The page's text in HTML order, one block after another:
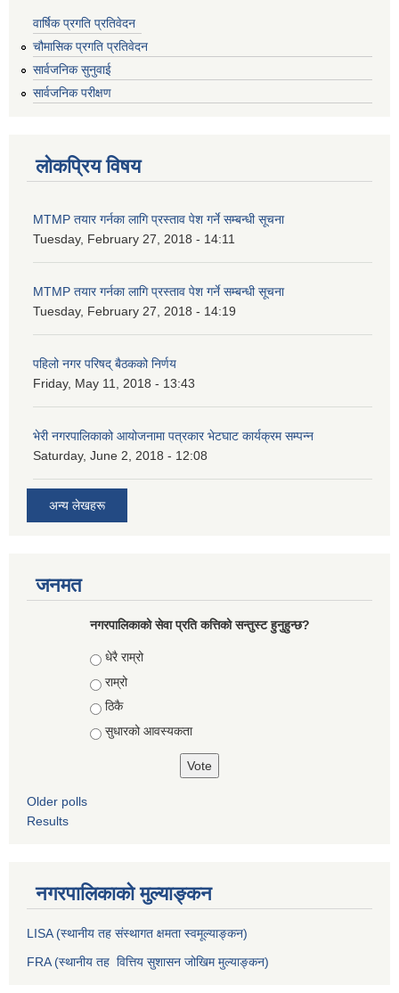
वार्षिक प्रगति प्रतिवेदन
चौमासिक प्रगति प्रतिवेदन
सार्वजनिक सुनुवाई
सार्वजनिक परीक्षण
लोकप्रिय विषय
MTMP तयार गर्नका लागि प्रस्ताव पेश गर्ने सम्बन्धी सूचना
Tuesday, February 27, 2018 - 14:11
MTMP तयार गर्नका लागि प्रस्ताव पेश गर्ने सम्बन्धी सूचना
Tuesday, February 27, 2018 - 14:19
पहिलो नगर परिषद् बैठकको निर्णय
Friday, May 11, 2018 - 13:43
भेरी नगरपालिकाको आयोजनामा पत्रकार भेटघाट कार्यक्रम सम्पन्न
Saturday, June 2, 2018 - 12:08
अन्य लेखहरू
जनमत
नगरपालिकाको सेवा प्रति कत्तिको सन्तुस्ट हुनुहुन्छ?
Choices
धेरै राम्रो
राम्रो
ठिकै
सुधारको आवस्यकता
Older polls
Results
नगरपालिकाको मुल्याङ्कन
LISA (स्थानीय तह संस्थागत क्षमता स्वमूल्याङ्कन)
FRA (स्थानीय तह वित्तिय सुशासन जोखिम मुल्याङ्कन)